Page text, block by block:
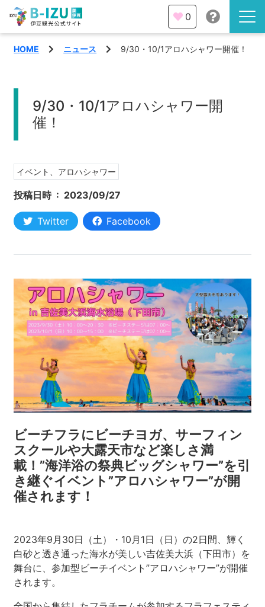
伊豆半島を知る
みる
あじわう
観光・体験
下田市
三島市
南伊豆町
函南町
西伊豆町
伊東市
伊豆の国市
松崎町
東伊豆町
河津町
特集
旅の計画
モデルコース
宿泊・予約
旅程作成
AIルートプランナー
アクセス
日本語
合同会社説明会
伊豆ワーケーション
0
HOME ニュース 9/30・10/1アロハシャワー開催！
9/30・10/1アロハシャワー開
催！
イベント、アロハシャワー
投稿日時 : 2023/09/27
Twitter Facebook
ビーチフラにビーチヨガ、サーフィン
スクールや大露天市など楽しさ満
載！”海洋浴の祭典ビッグシャワー”を引
き継ぐイベント”アロハシャワー”が開
催されます！
2023年9月30日（土）・10月1日（日）の2日間、輝く
白砂と透き通った海水が美しい吉佐美大浜（下田市）を
舞台に、参加型ビーチイベント”アロハシャワー”が開催
されます。